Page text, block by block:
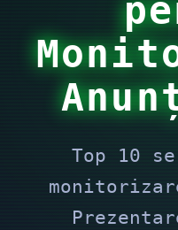
Top 10